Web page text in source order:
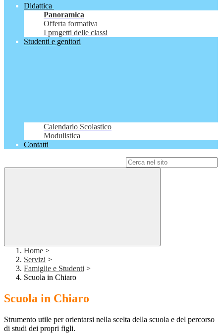
Didattica
Panoramica
Offerta formativa
I progetti delle classi
Studenti e genitori
Calendario Scolastico
Modulistica
Contatti
Home >
Servizi >
Famiglie e Studenti >
Scuola in Chiaro
Scuola in Chiaro
Strumento utile per orientarsi nella scelta della scuola e del percorso
di studi dei propri figli.